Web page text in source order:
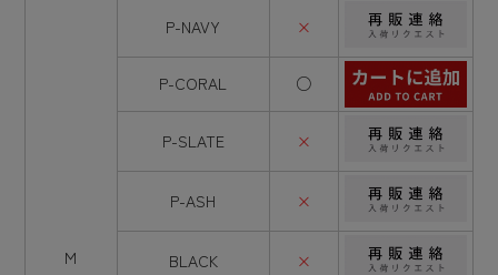
M
P-NAVY ×
P-CORAL ○
P-SLATE ×
P-ASH ×
BLACK ×